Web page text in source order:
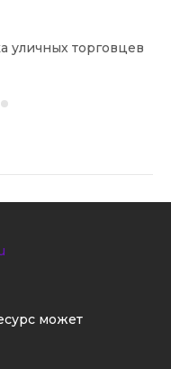
уличных торговцев
может